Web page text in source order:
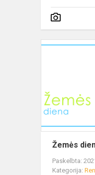
Žemės
Paskelbta:
Kategorija: